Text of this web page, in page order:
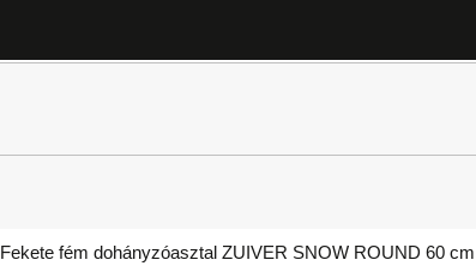
Fekete fém dohányzóasztal ZUIVER SNOW ROUND 60 cm